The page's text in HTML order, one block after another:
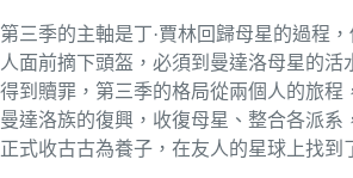
第三季的主軸是丁·賈林回歸母星的過程
人面前摘下頭盔，必須到曼達洛母星的活
得到贖罪，第三季的格局從兩個人的旅程
曼達洛族的復興，收復母星、整合各派系
正式收古古為養子，在友人的星球上找到